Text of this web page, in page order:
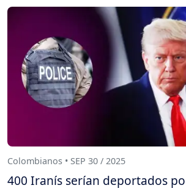
Colombianos • SEP 30 / 2025
400 Iranís serían deportados